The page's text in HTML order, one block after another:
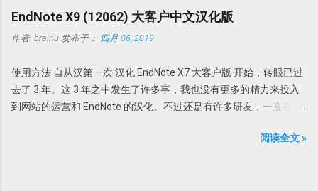
前导入的PDF无效。 PDF导入自动分组：PDF Import &...
下，我们暂且认为这个专家就叫埃弗森吧。 关键词：美国教育学家
提出了一个理论或者研究对象是课堂管理的。 现在我们就知道这三
点。如果我想找某个人，可能所知道的线索可能比这还要多。 下面
bing，因为bing中文就是中文，英文就是英文。我们需要借助伟大
的Google同学。 在google里输入关键词「美国教育家埃弗森 课堂管
理」搜搜看。出来的结果如下 从这个搜索结果中我们可以推测到，
的课堂——小学教师的课堂管理」，其他有用的信息较少。这本书还
EndNote X9 (12062) 大客户中文汉化版
作者: brainu 发布于： 四月 06, 2019
使用方法 自从汉第一次 汉化 EndNote X7 大客户版 开始，转眼已过
去了 3 年。这 3 年之中发生了许多事，我也没有更多的精力来投入
到网站的运营和 EndNote 的汉化。不过还是有许多研友，一直在关
此，抽空汉化了 EndNote X9 Bld 12062 大客户版。不过悲催的是，
阅读全文 »